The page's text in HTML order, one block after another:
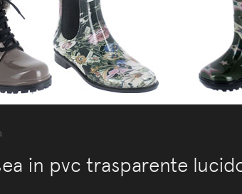
in pvc trasparente